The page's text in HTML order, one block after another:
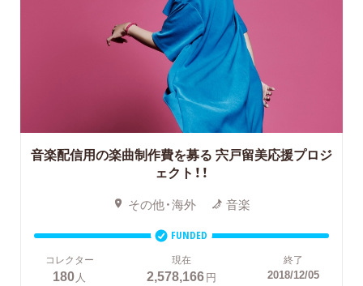
音楽配信用の楽曲制作費を募る 宍戸留美応援プロジ
ェクト！！
その他・海外 音楽
FUNDED
コレクター
180 人
現在
2,578,166円
終了
2018/12/05